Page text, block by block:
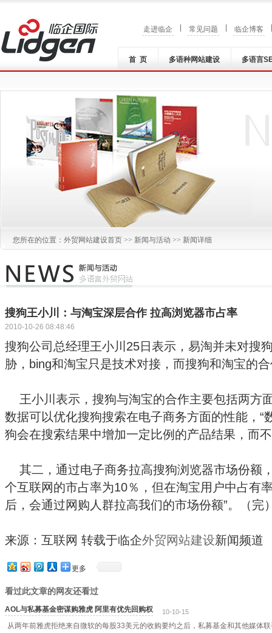
走进临企 常见问题 临企博客
首 页 多语种网站建设 多语言
您所在的位置： 外贸网站建设首页 >> 新闻与活动 >> 新闻详细
搜狗王小川：与淘宝深层合作 拉高浏览器市占率
2010-10-26 08:48:46
搜狗公司总经理王小川25日表示，易淘并未对搜
胁，bing和淘宝只是技术对接，而搜狗和淘宝的
王小川表示，搜狗与淘宝的合作主要包括两方
数据可以优化搜狗搜索在电子商务方面的性能，“
狗会在搜索结果中增加一定比例的产品结果，而
其二，通过电子商务拉高搜狗浏览器市场份额
个互联网的市占率为10％，但在淘宝用户中占有
后，会通过网购人群拉高我们的市场份额”。（完
来源：互联网 转载于临企外贸网站建设新闻频道
更多
看过此文章的网友还看过
AOL与私募基金密谋购雅虎 阿里有优先回购权 10-10-15
从两年前雅虎拒绝来自微软的每股33美元的收购要约之后，私募基金和其他媒体